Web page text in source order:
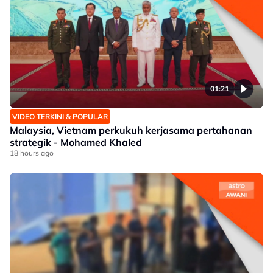
01:21
VIDEO TERKINI & POPULAR
Malaysia, Vietnam perkukuh kerjasama pertahanan
strategik - Mohamed Khaled
18 hours ago